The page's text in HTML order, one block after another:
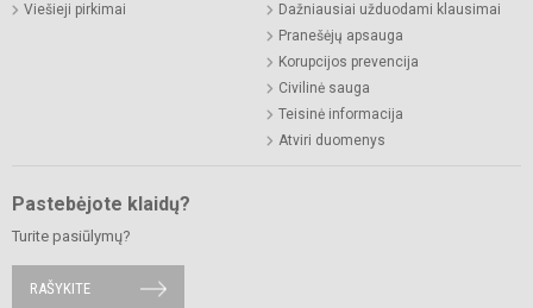
Viešieji pirkimai
Dažniausiai užduodami klausimai
Pranešėjų apsauga
Korupcijos prevencija
Civilinė sauga
Teisinė informacija
Atviri duomenys
Pastebėjote klaidų?
Turite pasiūlymų?
RAŠYKITE